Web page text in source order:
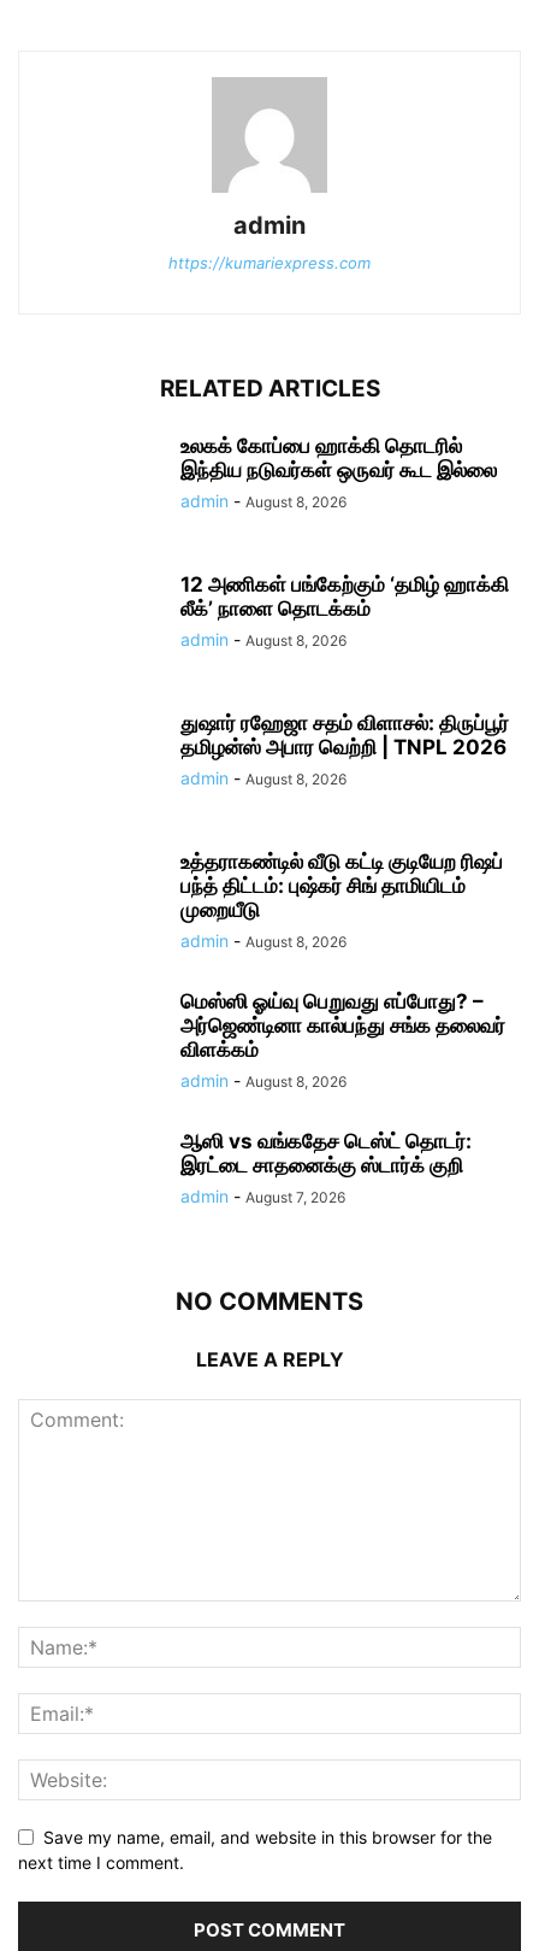
admin
https://kumariexpress.com
RELATED ARTICLES
உலகக் கோப்பை ஹாக்கி தொடரில்
இந்திய நடுவர்கள் ஒருவர் கூட இல்லை
admin - August 8, 2026
12 அணிகள் பங்கேற்கும் ‘தமிழ் ஹாக்கி
லீக்’ நாளை தொடக்கம்
admin - August 8, 2026
துஷார் ரஹேஜா சதம் விளாசல்: திருப்பூர்
தமிழன்ஸ் அபார வெற்றி | TNPL 2026
admin - August 8, 2026
உத்தராகண்டில் வீடு கட்டி குடியேற ரிஷப்
பந்த் திட்டம்: புஷ்கர் சிங் தாமியிடம்
முறையீடு
admin - August 8, 2026
மெஸ்ஸி ஓய்வு பெறுவது எப்போது? –
அர்ஜெண்டினா கால்பந்து சங்க தலைவர்
விளக்கம்
admin - August 8, 2026
ஆஸி vs வங்கதேச டெஸ்ட் தொடர்:
இரட்டை சாதனைக்கு ஸ்டார்க் குறி
admin - August 7, 2026
NO COMMENTS
LEAVE A REPLY
Save my name, email, and website in this browser for the
next time I comment.